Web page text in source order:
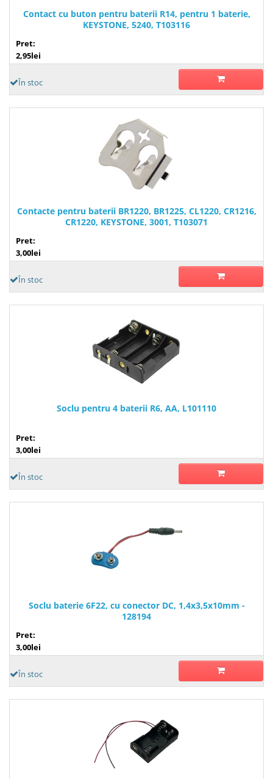
Contact cu buton pentru baterii R14, pentru 1 baterie,
KEYSTONE, 5240, T103116
Pret:
2,95lei
În stoc
Contacte pentru baterii BR1220, BR1225, CL1220, CR1216,
CR1220, KEYSTONE, 3001, T103071
Pret:
3,00lei
În stoc
Soclu pentru 4 baterii R6, AA, L101110
Pret:
3,00lei
În stoc
Soclu baterie 6F22, cu conector DC, 1,4x3,5x10mm -
128194
Pret:
3,00lei
În stoc